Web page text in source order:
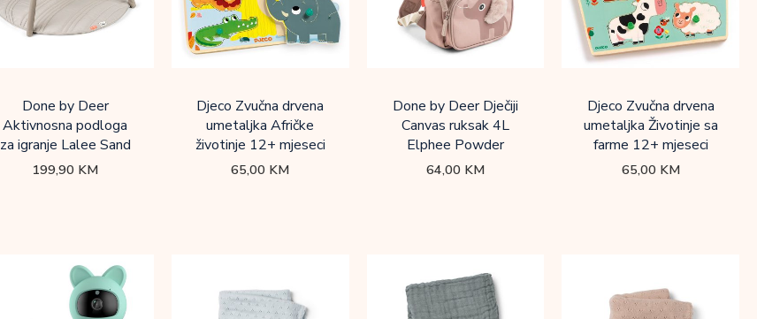
Done by Deer
Aktivnosna podloga
za igranje Lalee Sand
199,90 KM
Djeco Zvučna drvena
umetaljka Afričke
životinje 12+ mjeseci
65,00 KM
Done by Deer Dječiji
Canvas ruksak 4L
Elphee Powder
64,00 KM
Djeco Zvučna drvena
umetaljka Životinje sa
farme 12+ mjeseci
65,00 KM